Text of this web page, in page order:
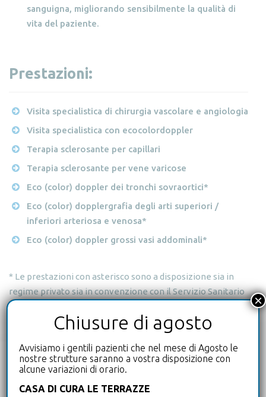
sanguigna, migliorando sensibilmente la qualità di
vita del paziente.
Prestazioni:
Visita specialistica di chirurgia vascolare e angiologia
Visita specialistica con ecocolordoppler
Terapia sclerosante per capillari
Terapia sclerosante per vene varicose
Eco (color) doppler dei tronchi sovraortici*
Eco (color) dopplergrafia degli arti superiori /
inferiori arteriosa e venosa*
Eco (color) doppler grossi vasi addominali*
* Le prestazioni con asterisco sono a disposizione sia in
regime privato sia in convenzione con il Servizio Sanitario
Nazionale (SSN).
PROFESSIONISTI:
Chiusure di agosto
Avvisiamo i gentili pazienti che nel mese di Agosto le
nostre strutture saranno a vostra disposizione con
alcune variazioni di orario.
CASA DI CURA LE TERRAZZE
×